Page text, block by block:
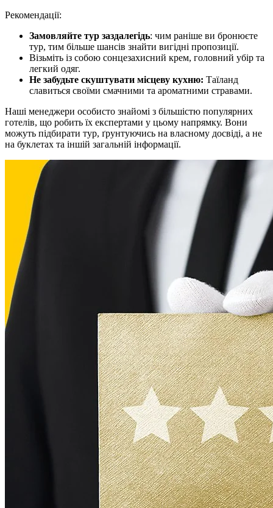
Рекомендації:
Замовляйте тур заздалегідь: чим раніше ви бронюєте
тур, тим більше шансів знайти вигідні пропозиції.
Візьміть із собою сонцезахисний крем, головний убір та
легкий одяг.
Не забудьте скуштувати місцеву кухню: Таїланд
славиться своїми смачними та ароматними стравами.
Наші менеджери особисто знайомі з більшістю популярних
готелів, що робить їх експертами у цьому напрямку. Вони
можуть підбирати тур, ґрунтуючись на власному досвіді, а не
на буклетах та іншій загальній інформації.